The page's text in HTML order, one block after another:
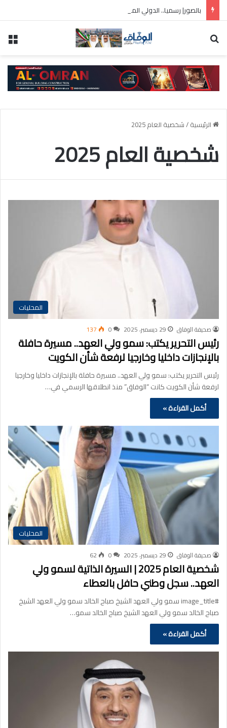
بالصور| رسميا.. الدولي المصري محمد صلاح في طرابزون التركي
الرئيسية/شخصية العام 2025
شخصية العام 2025
المحليات
صحيفة الوفاق 29 ديسمبر، 2025 0
137
رئيس التحرير يكتب: سمو ولي العهد.. مسيرة حافلة
بالإنجازات داخليا وخارجيا لرفعة شأن الكويت
رئيس التحرير يكتب: سمو ولي العهد.. مسيرة حافلة بالإنجازات داخليا وخارجيا
لرفعة شأن الكويت كانت “الوفاق” منذ انطلاقها الرسمي في…
أكمل القراءة »
المحليات
صحيفة الوفاق 29 ديسمبر، 2025 0
62
شخصية العام 2025 | السيرة الذاتية لسمو ولي
العهد.. سجل وطني حافل بالعطاء
#image_title سمو ولي العهد الشيخ صباح الخالد سمو ولي العهد الشيخ
صباح الخالد سمو ولي العهد الشيخ صباح الخالد سمو…
أكمل القراءة »